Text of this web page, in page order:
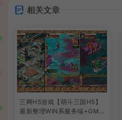
相关文章
三网H5游戏【萌斗三国H5】
最新整理WIN系服务端+GM